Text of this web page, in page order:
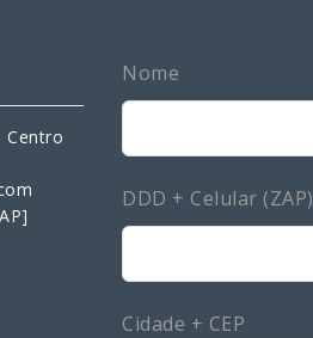
Centro
Leave
Nome
DDD + Celular (ZAP)
Cidade + CEP